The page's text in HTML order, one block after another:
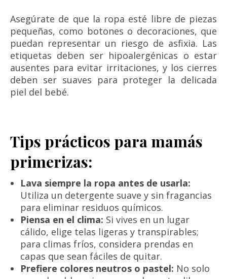
Asegúrate de que la ropa esté libre de piezas
pequeñas, como botones o decoraciones, que
puedan representar un riesgo de asfixia. Las
etiquetas deben ser hipoalergénicas o estar
ausentes para evitar irritaciones, y los cierres
deben ser suaves para proteger la delicada
piel del bebé.
Tips prácticos para mamás
primerizas:
Lava siempre la ropa antes de usarla:
Utiliza un detergente suave y sin fragancias
para eliminar residuos químicos.
Piensa en el clima: Si vives en un lugar
cálido, elige telas ligeras y transpirables;
para climas fríos, considera prendas en
capas que sean fáciles de quitar.
Prefiere colores neutros o pastel: No solo